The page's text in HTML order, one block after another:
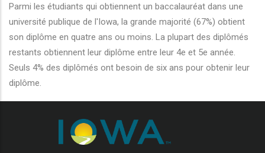
actions supplémentaires
Parmi les étudiants qui obtiennent un baccalauréat dans une
université publique de l'Iowa, la grande majorité (67%) obtient
son diplôme en quatre ans ou moins. La plupart des diplômés
restants obtiennent leur diplôme entre leur 4e et 5e année.
Seuls 4% des diplômés ont besoin de six ans pour obtenir leur
diplôme.